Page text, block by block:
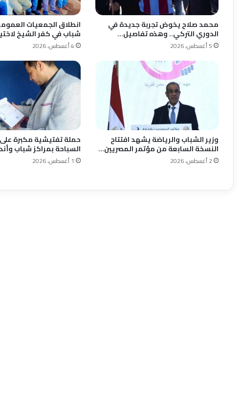
محمد صلاح يخوض تجربة جديدة في
الدوري التركي.. وهذه تفاصيل…
5 أغسطس، 2026
شباب في كفر الشيخ
4 أغسطس، 2026
وزير الشباب والرياضة يشهد افتتاح
النسخة السابعة من مؤتمر المصريين…
2 أغسطس، 2026
حملة تفتيشية مكبرة
السباحة بمراكز شباب
1 أغسطس، 2026